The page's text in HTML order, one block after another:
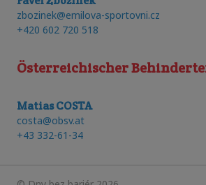
zbozinek@emilova-sportovni.cz
+420 602 720 518
Österreichischer
Matias COSTA
costa@obsv.at
+43 332-61-34